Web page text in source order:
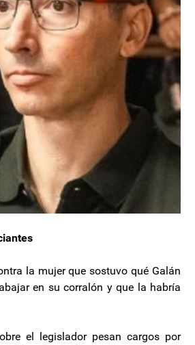
la mujer que sostuvo qué Galán
en su corralón y que la habría
el legislador pesan cargos por